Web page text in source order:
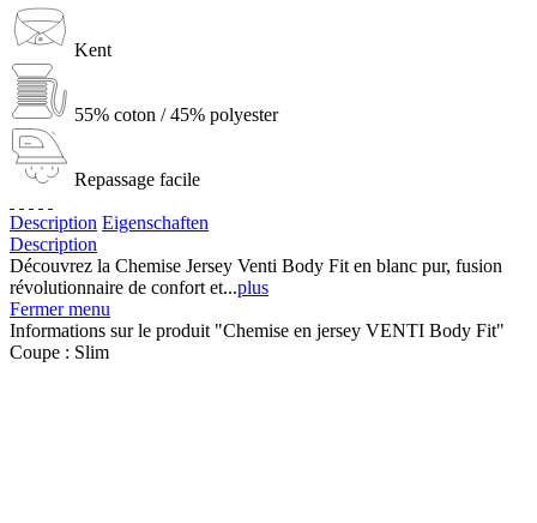
Kent
55% coton / 45% polyester
Repassage facile
Description Eigenschaften
Description
Découvrez la Chemise Jersey Venti Body Fit en blanc pur, fusion
révolutionnaire de confort et...plus
Fermer menu
Informations sur le produit "Chemise en jersey VENTI Body Fit"
Coupe : Slim